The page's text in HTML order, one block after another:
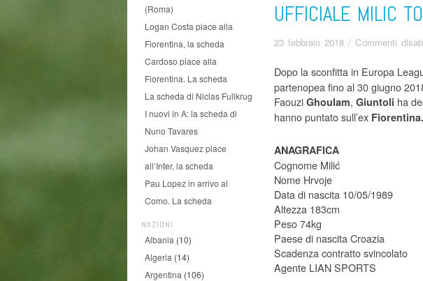
(Roma)
Logan Costa piace alla
Fiorentina, la scheda
Cardoso piace alla
Fiorentina. La scheda
La scheda di Niclas Fullkrug
I nuovi in A: la scheda di
Nuno Tavares
Johan Vasquez piace
all’Inter, la scheda
Pau Lopez in arrivo al
Como. La scheda
NAZIONI
Albania (10)
Algeria (14)
Argentina (106)
UFFICIALE MILIC
23 febbraio 2018 / Commenti
Dopo la sconfitta in Europa
partenopea fino al 30 giugno
Faouzi Ghoulam, Giuntoli ha
hanno puntato sull’ex Fiorentina.
ANAGRAFICA
Cognome Milić
Nome Hrvoje
Data di nascita 10/05/1989
Altezza 183cm
Peso 74kg
Paese di nascita Croazia
Scadenza contratto svincolato
Agente LIAN SPORTS